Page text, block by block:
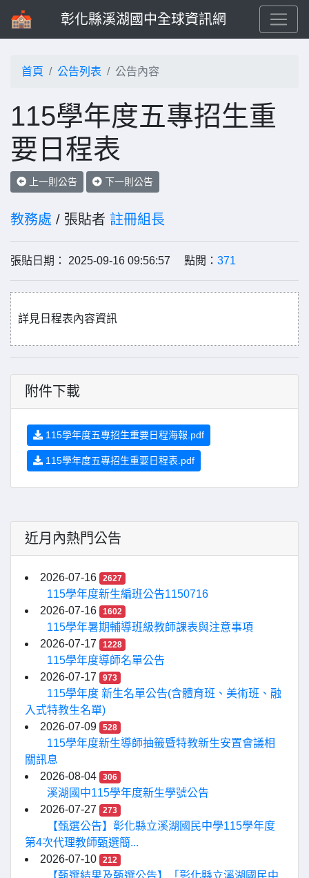
彰化縣溪湖國中全球資訊網
首頁 公告列表 公告內容
115學年度五專招生重
要日程表
上一則公告 下一則公告
教務處 / 張貼者 註冊組長
張貼日期： 2025-09-16 09:56:57 點閱： 371
詳見日程表內容資訊
附件下載
115學年度五專招生重要日程海報.pdf
115學年度五專招生重要日程表.pdf
近月內熱門公告
2026-07-16 2627
115學年度新生編班公告1150716
2026-07-16
1602
115學年暑期輔導班級教師課表與注意事項
2026-07-17
1228
115學年度導師名單公告
2026-07-17
973
115學年度 新生名單公告(含體育班、美術班、融
入式特教生名單)
2026-07-09
528
115學年度新生導師抽籤暨特教新生安置會議相
關訊息
2026-08-04
306
溪湖國中115學年度新生學號公告
2026-07-27
273
【甄選公告】彰化縣立溪湖國民中學115學年度
第4次代理教師甄選簡...
2026-07-10
212
【甄選結果及甄選公告】「彰化縣立溪湖國民中